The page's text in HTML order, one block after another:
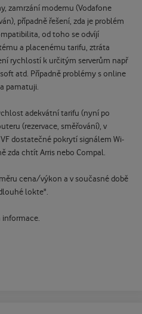
zamrzání modemu (Vodafone
případně řešení, zda je problém
od toho se odvíjí
a placenému tarifu, ztráta
rychlostí k určitým serverům např
atd. Případně problémy s online
pamatuji.
adekvátní tarifu (nyní po
(rezervace, směřování), v
dostatečné pokrytí signálem Wi-
zda chtít Arris nebo Compal.
cena/výkon a v současné době
lokte".
informace.